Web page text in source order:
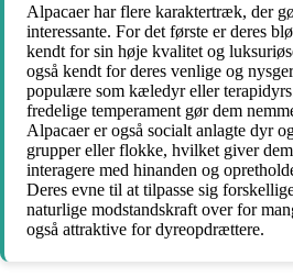
Alpacaer har flere karaktertræk, der
interessante. For det første er deres
kendt for sin høje kvalitet og
også kendt for deres venlige og
populære som kæledyr eller
fredelige temperament gør dem
Alpacaer er også socialt anlagte dyr
grupper eller flokke, hvilket giver
interagere med hinanden og
Deres evne til at tilpasse sig
naturlige modstandskraft over for
også attraktive for dyreopdrættere.